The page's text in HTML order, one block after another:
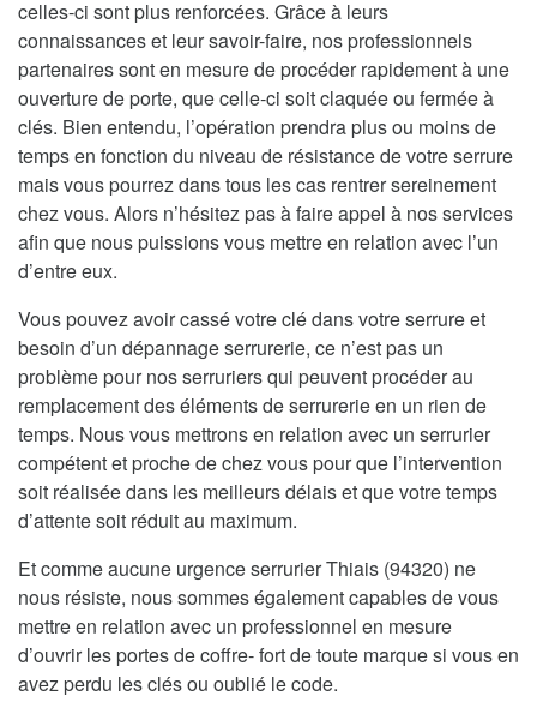
celles-ci sont plus renforcées. Grâce à leurs
connaissances et leur savoir-faire, nos professionnels
partenaires sont en mesure de procéder rapidement à une
ouverture de porte, que celle-ci soit claquée ou fermée à
clés. Bien entendu, l’opération prendra plus ou moins de
temps en fonction du niveau de résistance de votre serrure
mais vous pourrez dans tous les cas rentrer sereinement
chez vous. Alors n’hésitez pas à faire appel à nos services
afin que nous puissions vous mettre en relation avec l’un
d’entre eux.
Vous pouvez avoir cassé votre clé dans votre serrure et
besoin d’un dépannage serrurerie, ce n’est pas un
problème pour nos serruriers qui peuvent procéder au
remplacement des éléments de serrurerie en un rien de
temps. Nous vous mettrons en relation avec un serrurier
compétent et proche de chez vous pour que l’intervention
soit réalisée dans les meilleurs délais et que votre temps
d’attente soit réduit au maximum.
Et comme aucune urgence serrurier Thiais (94320) ne
nous résiste, nous sommes également capables de vous
mettre en relation avec un professionnel en mesure
d’ouvrir les portes de coffre- fort de toute marque si vous en
avez perdu les clés ou oublié le code.